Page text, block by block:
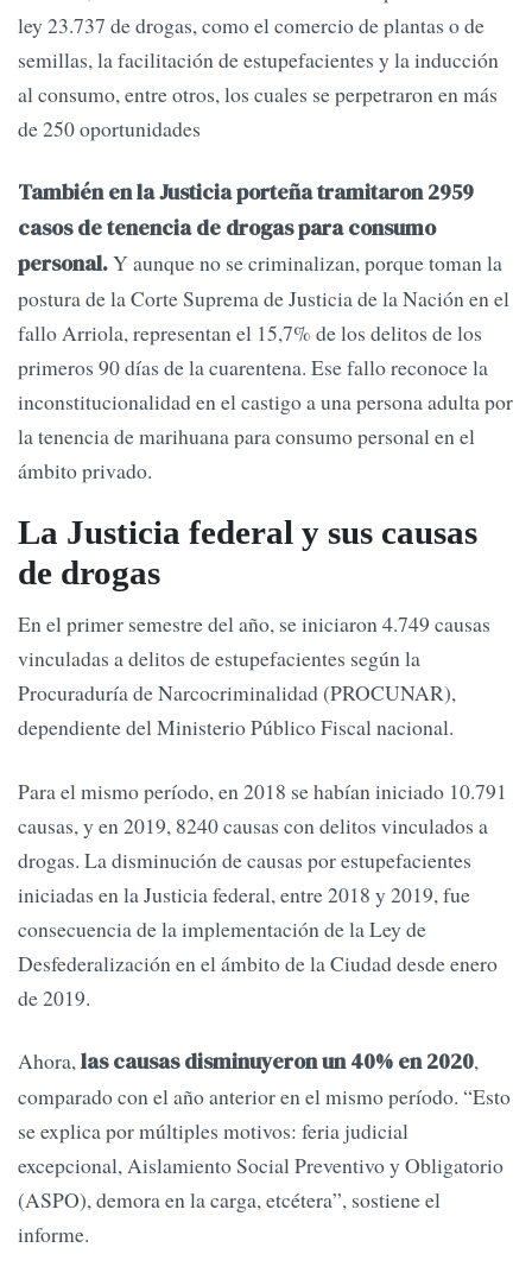
ley 23.737 de drogas, como el comercio de plantas o de
semillas, la facilitación de estupefacientes y la inducción
al consumo, entre otros, los cuales se perpetraron en más
de 250 oportunidades
También en la Justicia porteña tramitaron 2959
casos de tenencia de drogas para consumo
personal.Y aunque no se criminalizan, porque toman la
postura de la Corte Suprema de Justicia de la Nación en el
fallo Arriola, representan el 15,7% de los delitos de los
primeros 90 días de la cuarentena. Ese fallo reconoce la
inconstitucionalidad en el castigo a una persona adulta por
la tenencia de marihuana para consumo personal en el
ámbito privado.
La Justicia federal y sus causas
de drogas
En el primer semestre del año, se iniciaron 4.749 causas
vinculadas a delitos de estupefacientes según la
Procuraduría de Narcocriminalidad (PROCUNAR),
dependiente del Ministerio Público Fiscal nacional.
Para el mismo período, en 2018 se habían iniciado 10.791
causas, y en 2019, 8240 causas con delitos vinculados a
drogas. La disminución de causas por estupefacientes
iniciadas en la Justicia federal, entre 2018 y 2019, fue
consecuencia de la implementación de la Ley de
Desfederalización en el ámbito de la Ciudad desde enero
de 2019.
Ahora,las causas disminuyeron un 40% en 2020,
comparado con el año anterior en el mismo período. “Esto
se explica por múltiples motivos: feria judicial
excepcional, Aislamiento Social Preventivo y Obligatorio
(ASPO), demora en la carga, etcétera”, sostiene el
informe.